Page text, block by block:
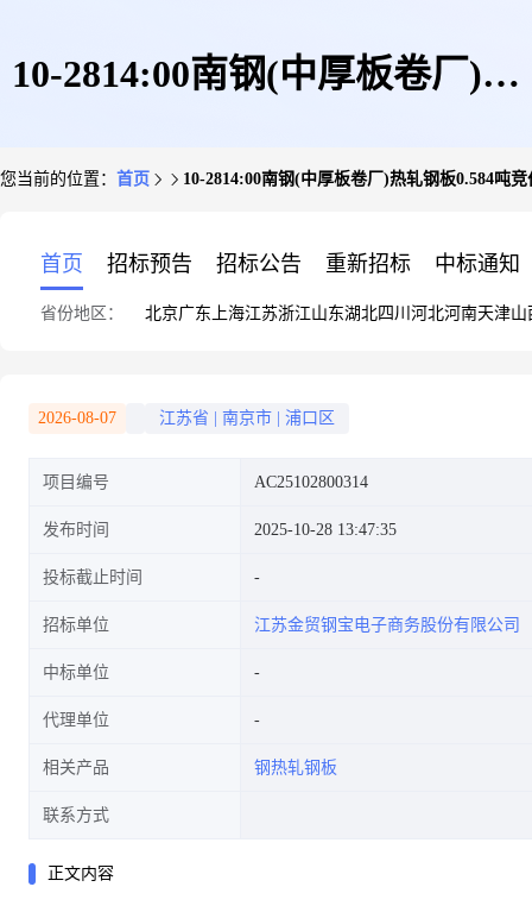
10-2814:00南钢(中厚板卷厂)热
您当前的位置： 首页 10-2814:00南钢(中厚板卷厂)热轧钢板0.584吨竞
首页 招标预告 招标公告 重新招标 中标通知
省份地区： 北京广东 上海江苏浙江山东湖北四川 河北河南天津山
2026-08-07 江苏省 南京市 浦口区
项目编号 AC25102800314
发布时间 2025-10-28 13:47:35
投标截止时间
招标单位 江苏金贸钢宝电子商务股份有限公司
中标单位
代理单位
相关产品 钢热轧钢板
联系方式
正文内容